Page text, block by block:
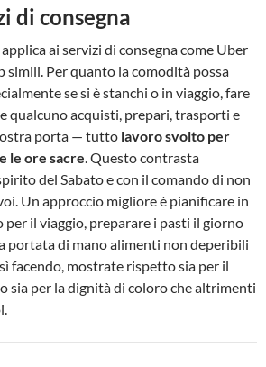
di consegna
ai servizi di consegna come Uber
simili. Per quanto la comodità possa
se si è stanchi o in viaggio, fare
qualcuno acquisti, prepari, trasporti e
porta — tutto lavoro svolto per
le ore sacre. Questo contrasta
del Sabato e con il comando di non
Un approccio migliore è pianificare in
il viaggio, preparare i pasti il giorno
portata di mano alimenti non deperibili
facendo, mostrate rispetto sia per il
sia per la dignità di coloro che altrimenti